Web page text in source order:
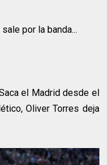
por la banda...
el Madrid desde el
Oliver Torres deja